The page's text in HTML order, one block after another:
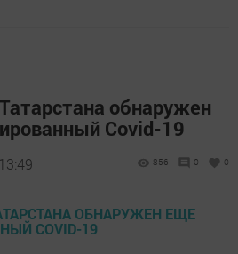
обнаружен
Covid-19
856 0 0